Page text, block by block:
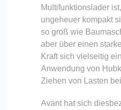
Multifunktionslader
ungeheuer kompakt
so groß wie
aber über einen
Kraft sich vielseitig
Anwendung von
Ziehen von Lasten
Avant hat sich